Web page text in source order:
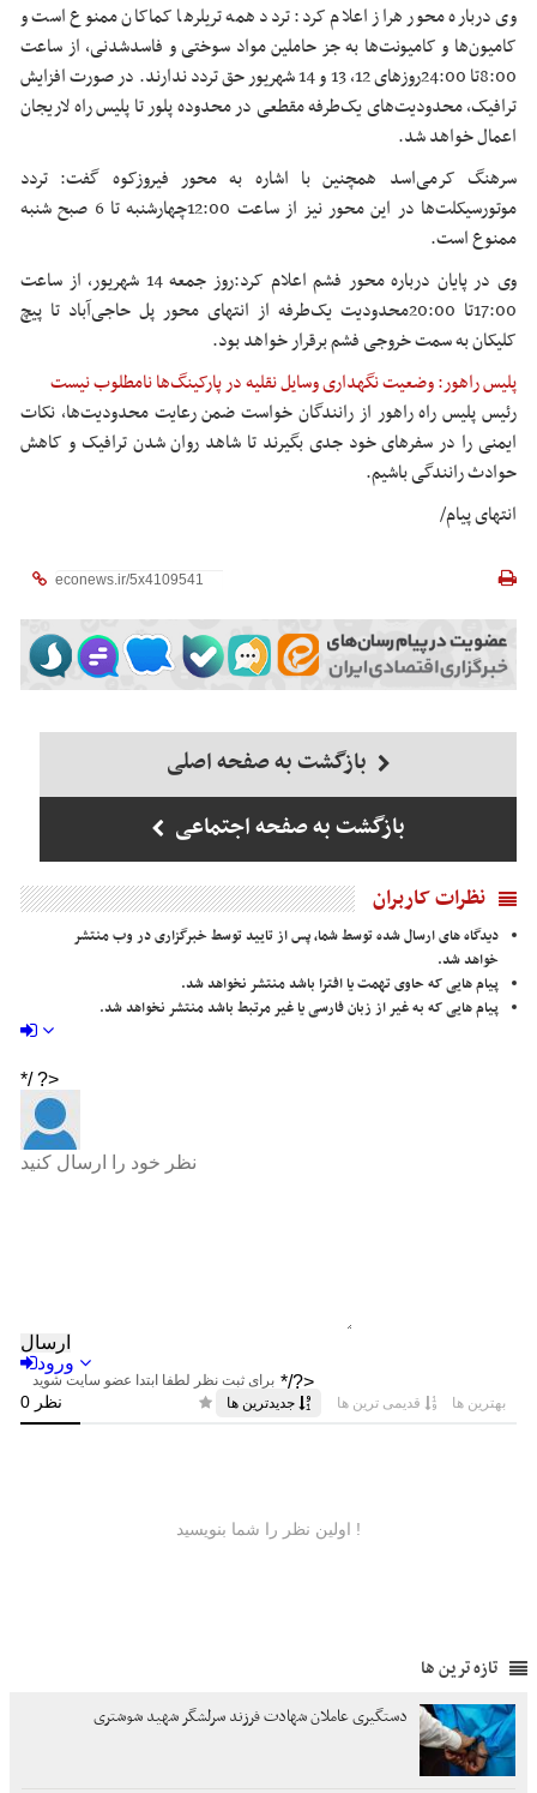
وی درباره محور هراز اعلام کرد: تردد همه تریلرها کماکان ممنوع است و
کامیون‌ها و کامیونت‌ها به جز حاملین مواد سوختی و فاسدشدنی، از ساعت
8:00تا 24:00روزهای 12، 13 و 14 شهریور حق تردد ندارند. در صورت افزایش
ترافیک، محدودیت‌های یک‌طرفه مقطعی در محدوده پلور تا پلیس راه لاریجان
اعمال خواهد شد.
سرهنگ کرمی‌اسد همچنین با اشاره به محور فیروزکوه گفت: تردد
موتورسیکلت‌ها در این محور نیز از ساعت 12:00چهارشنبه تا 6 صبح شنبه
ممنوع است.
وی در پایان درباره محور فشم اعلام کرد:روز جمعه 14 شهریور، از ساعت
17:00تا 20:00محدودیت یک‌طرفه از انتهای محور پل حاجی‌آباد تا پیچ
کلیکان به سمت خروجی فشم برقرار خواهد بود.
پلیس راهور: وضعیت نگهداری وسایل نقلیه در پارکینگ‌ها نامطلوب نیست
رئیس پلیس راه راهور از رانندگان خواست ضمن رعایت محدودیت‌ها، نکات
ایمنی را در سفرهای خود جدی بگیرند تا شاهد روان شدن ترافیک و کاهش
حوادث رانندگی باشیم.
انتهای پیام/
بازگشت به صفحه اصلی
بازگشت به صفحه اجتماعی
نظرات کاربران
دیدگاه های ارسال شده توسط شما، پس از تایید توسط خبرگزاری در وب منتشر
خواهد شد.
پیام هایی که حاوی تهمت یا افترا باشد منتشر نخواهد شد.
پیام هایی که به غیر از زبان فارسی یا غیر مرتبط باشد منتشر نخواهد شد.
تازه ترین ها
دستگیری عاملان شهادت فرزند سرلشگر شهید شوشتری